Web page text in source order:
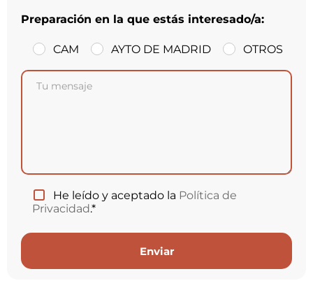
Preparación en la que estás interesado/a:
CAM AYTO DE MADRID OTROS
He leído y aceptado la Política de
Privacidad.*